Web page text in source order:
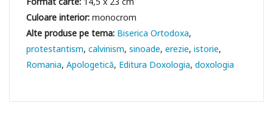
Culoare interior:monocrom
Biserica Ortodoxa
protestantism calvinism sinoade erezie istorie
Romania Apologetică Editura Doxologia doxologia